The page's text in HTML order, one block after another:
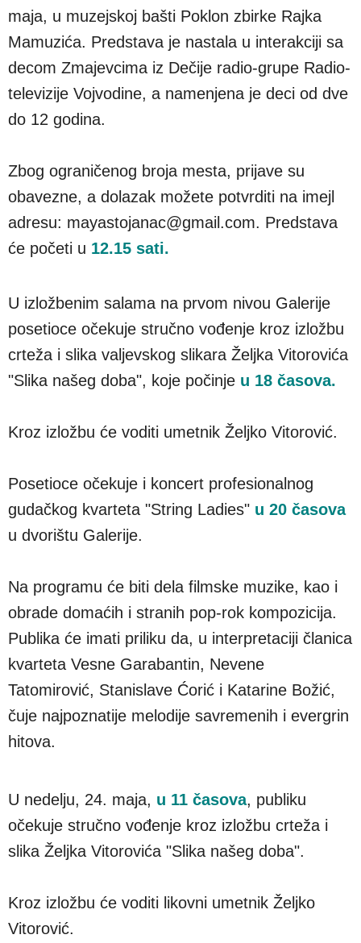
maja, u muzejskoj bašti Poklon zbirke Rajka
Mamuzića. Predstava je nastala u interakciji sa
decom Zmajevcima iz Dečije radio-grupe Radio-
televizije Vojvodine, a namenjena je deci od dve
do 12 godina.
Zbog ograničenog broja mesta, prijave su
obavezne, a dolazak možete potvrditi na imejl
adresu: mayastojanac@gmail.com. Predstava
će početi u 12.15 sati.
U izložbenim salama na prvom nivou Galerije
posetioce očekuje stručno vođenje kroz izložbu
crteža i slika valjevskog slikara Željka Vitorovića
"Slika našeg doba", koje počinje u 18 časova.
Kroz izložbu će voditi umetnik Željko Vitorović.
Posetioce očekuje i koncert profesionalnog
gudačkog kvarteta "String Ladies" u 20 časova
u dvorištu Galerije.
Na programu će biti dela filmske muzike, kao i
obrade domaćih i stranih pop-rok kompozicija.
Publika će imati priliku da, u interpretaciji članica
kvarteta Vesne Garabantin, Nevene
Tatomirović, Stanislave Ćorić i Katarine Božić,
čuje najpoznatije melodije savremenih i evergrin
hitova.
U nedelju, 24. maja, u 11 časova, publiku
očekuje stručno vođenje kroz izložbu crteža i
slika Željka Vitorovića "Slika našeg doba".
Kroz izložbu će voditi likovni umetnik Željko
Vitorović.